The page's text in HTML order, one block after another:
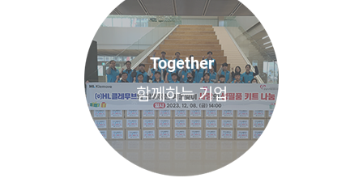
Together
함께하는 기업